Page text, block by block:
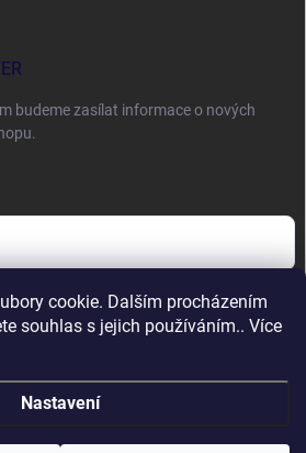
cookie. Dalším procházením
souhlas s jejich používáním.. Více
Nastavení
budeme zasílat informace o nových
spodmínkami ochrany osobních údajů
. Všechna práva vyhrazena.